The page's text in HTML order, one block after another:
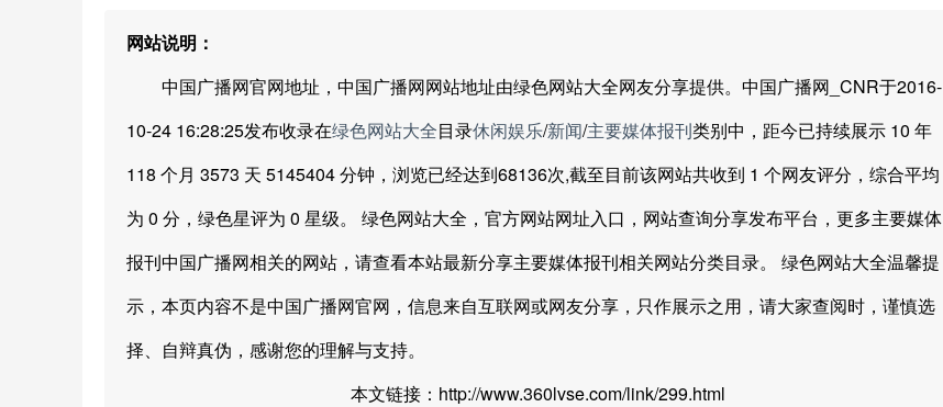
网站说明：
中国广播网官网地址，中国广播网网站地址由绿色网站大全网友分享提供。中国广播网_CNR于2016-
10-24 16:28:25发布收录在绿色网站大全目录休闲娱乐/新闻/主要媒体报刊类别中，距今已持续展示 10 年
118 个月 3573 天 5145404 分钟，浏览已经达到68136次,截至目前该网站共收到 1 个网友评分，综合平均
为 0 分，绿色星评为 0 星级。 绿色网站大全，官方网站网址入口，网站查询分享发布平台，更多主要媒体
报刊中国广播网相关的网站，请查看本站最新分享主要媒体报刊相关网站分类目录。 绿色网站大全温馨提
示，本页内容不是中国广播网官网，信息来自互联网或网友分享，只作展示之用，请大家查阅时，谨慎选
择、自辩真伪，感谢您的理解与支持。
本文链接：http://www.360lvse.com/link/299.html